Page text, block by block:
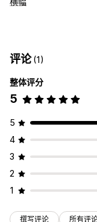
横幅位置
分析和报告
行为跟踪
评论(1)
整体评分
5
5
4
3
2
1
撰写评论 所有评